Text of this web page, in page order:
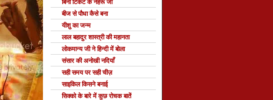
बिना टिकट के नेहरू जी
बीज से पौधा कैसे बना
यीशु का जन्म
लाल बहादुर शास्त्री की महानता
लोकमान्य जी ने हिन्दी में बोला
संसार की अनोखी नदियाँ
सही समय पर सही चीज़
साइकिल किसने बनाई
सिक्को के बारे में कुछ रोचक बातें